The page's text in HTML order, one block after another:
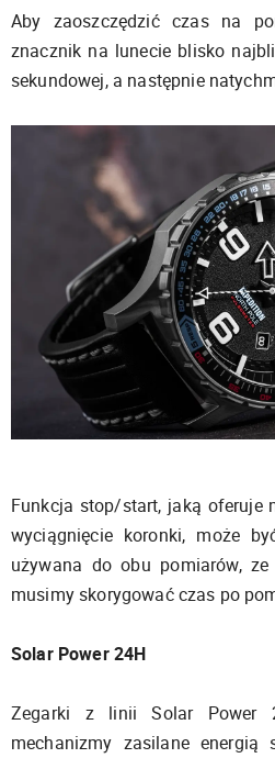
Aby zaoszczędzić czas na
znacznik na lunecie blisko
sekundowej, a następnie
Funkcja stop/start, jaką oferuje
wyciągnięcie koronki, może
używana do obu pomiarów,
musimy skorygować czas po
Solar Power 24H
Zegarki z linii Solar Power
mechanizmy zasilane energią